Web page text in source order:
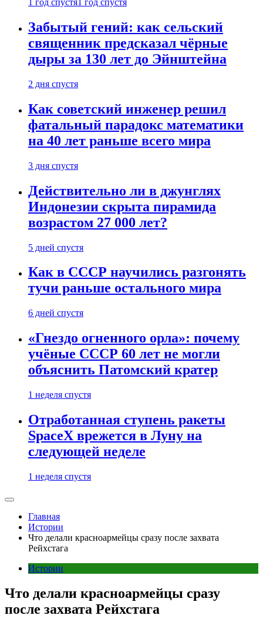
1 год спустя 1 год спустя
Забытый гений: как сельский
священник предсказал чёрные
дыры за 130 лет до Эйнштейна
2 дня спустя
Как советский инженер решил
фатальный парадокс математики
на 40 лет раньше всего мира
3 дня спустя
Действительно ли в джунглях
Индонезии скрыта пирамида
возрастом 27 000 лет?
5 дней спустя
Как в СССР научились разгонять
тучи раньше остального мира
6 дней спустя
«Гнездо огненного орла»: почему
учёные СССР 60 лет не могли
объяснить Патомский кратер
1 неделя спустя
Отработанная ступень ракеты
SpaceX врежется в Луну на
следующей неделе
1 неделя спустя
Главная
Истории
Что делали красноармейцы сразу после захвата
Рейхстага
Истории
Что делали красноармейцы сразу
после захвата Рейхстага